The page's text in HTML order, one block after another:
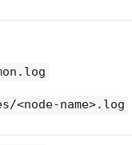
name>.log